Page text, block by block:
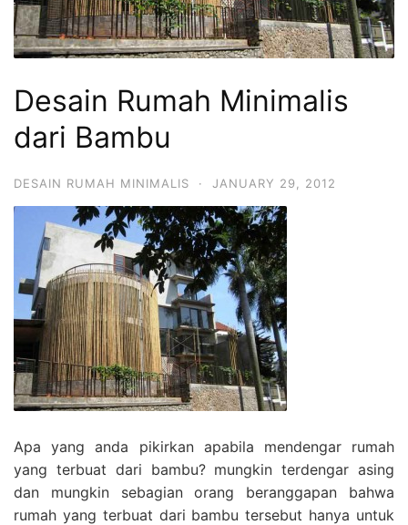
Desain Rumah Minimalis
dari Bambu
DESAIN RUMAH MINIMALIS · JANUARY 29, 2012
Apa yang anda pikirkan apabila mendengar rumah
yang terbuat dari bambu? mungkin terdengar asing
dan mungkin sebagian orang beranggapan bahwa
rumah yang terbuat dari bambu tersebut hanya untuk